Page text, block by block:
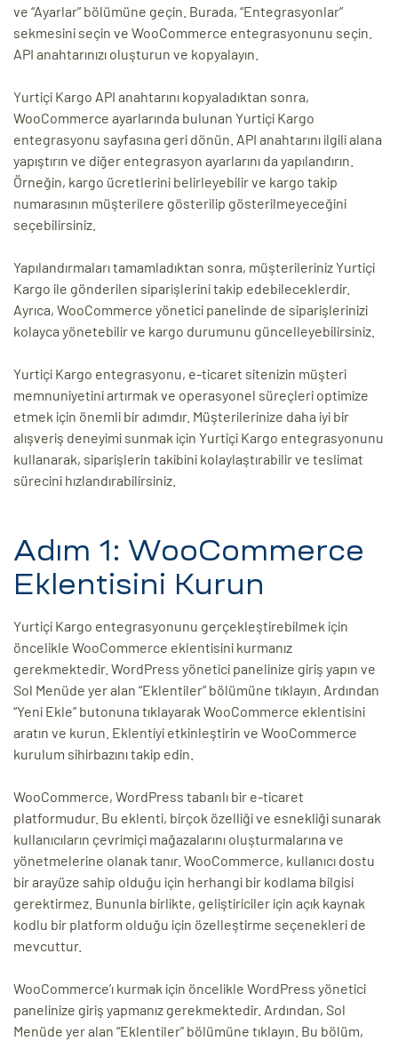
ve “Ayarlar” bölümüne geçin. Burada, “Entegrasyonlar”
sekmesini seçin ve WooCommerce entegrasyonunu seçin.
API anahtarınızı oluşturun ve kopyalayın.
Yurtiçi Kargo API anahtarını kopyaladıktan sonra,
WooCommerce ayarlarında bulunan Yurtiçi Kargo
entegrasyonu sayfasına geri dönün. API anahtarını ilgili alana
yapıştırın ve diğer entegrasyon ayarlarını da yapılandırın.
Örneğin, kargo ücretlerini belirleyebilir ve kargo takip
numarasının müşterilere gösterilip gösterilmeyeceğini
seçebilirsiniz.
Yapılandırmaları tamamladıktan sonra, müşterileriniz Yurtiçi
Kargo ile gönderilen siparişlerini takip edebileceklerdir.
Ayrıca, WooCommerce yönetici panelinde de siparişlerinizi
kolayca yönetebilir ve kargo durumunu güncelleyebilirsiniz.
Yurtiçi Kargo entegrasyonu, e-ticaret sitenizin müşteri
memnuniyetini artırmak ve operasyonel süreçleri optimize
etmek için önemli bir adımdır. Müşterilerinize daha iyi bir
alışveriş deneyimi sunmak için Yurtiçi Kargo entegrasyonunu
kullanarak, siparişlerin takibini kolaylaştırabilir ve teslimat
sürecini hızlandırabilirsiniz.
Adım 1: WooCommerce
Eklentisini Kurun
Yurtiçi Kargo entegrasyonunu gerçekleştirebilmek için
öncelikle WooCommerce eklentisini kurmanız
gerekmektedir. WordPress yönetici panelinize giriş yapın ve
Sol Menüde yer alan “Eklentiler” bölümüne tıklayın. Ardından
“Yeni Ekle” butonuna tıklayarak WooCommerce eklentisini
aratın ve kurun. Eklentiyi etkinleştirin ve WooCommerce
kurulum sihirbazını takip edin.
WooCommerce, WordPress tabanlı bir e-ticaret
platformudur. Bu eklenti, birçok özelliği ve esnekliği sunarak
kullanıcıların çevrimiçi mağazalarını oluşturmalarına ve
yönetmelerine olanak tanır. WooCommerce, kullanıcı dostu
bir arayüze sahip olduğu için herhangi bir kodlama bilgisi
gerektirmez. Bununla birlikte, geliştiriciler için açık kaynak
kodlu bir platform olduğu için özelleştirme seçenekleri de
mevcuttur.
WooCommerce’ı kurmak için öncelikle WordPress yönetici
panelinize giriş yapmanız gerekmektedir. Ardından, Sol
Menüde yer alan “Eklentiler” bölümüne tıklayın. Bu bölüm,